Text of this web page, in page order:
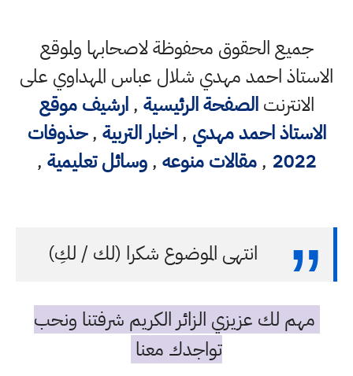
جميع الحقوق محفوظة لاصحابها ولموقع
احمد مهدي شلال عباس المهداوي على
الانترنتالصفحة الرئيسية,ارشيف موقع
احمد مهدي,اخبار التربية,حذوفات
2022
,مقالات منوعه,وسائل تعليمية,
انتهى الموضوع شكرا (لك / لكِ)
مهم لك عزيزي الزائر الكريم شرفتنا ونحب
تواجدك معنا